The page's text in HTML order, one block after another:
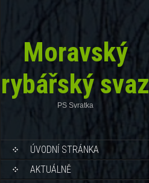
Moravský
rybářský svaz
PS Svratka
ÚVODNÍ STRÁNKA
AKTUÁLNĚ